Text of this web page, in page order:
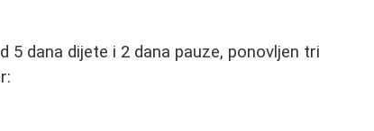
5 dana dijete i 2 dana pauze, ponovljen tri